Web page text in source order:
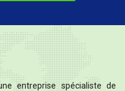
entreprise spécialiste de